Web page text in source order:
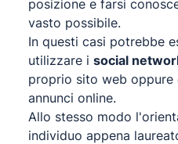
posizione e farsi
vasto possibile.
In questi casi potrebbe
utilizzare i social
proprio sito web oppure
annunci online.
Allo stesso modo
individuo appena